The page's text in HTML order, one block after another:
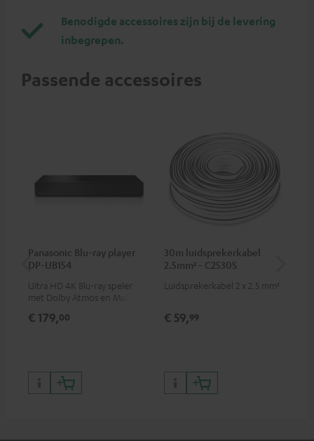
Benodigde accessoires zijn bij de levering
inbegrepen.
Passende accessoires
Panasonic Blu-ray player
DP-UB154
Ultra HD 4K Blu-ray speler
met Dolby Atmos en Multi
waaronder HDR10+ voor
€ 179,00
30m luidsprekerkabel
2.5mm² - C2530S
Luidsprekerkabel 2 x 2.5 mm²
€ 59,99